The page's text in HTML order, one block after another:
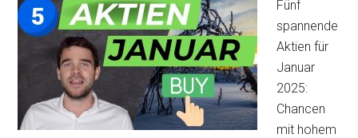
Fünf
spannende
Aktien für
Januar
2025:
Chancen
mit hohem